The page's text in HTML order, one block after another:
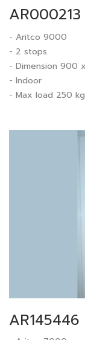
AR000213
- Aritco 9000
- 2 stops.
- Dimension 900
- Indoor
- Max load 250
AR145446